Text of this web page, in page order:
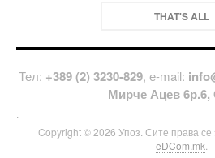
THAT'S ALL
Тел: +389 (2) 3230-829, е-mail:
Мирче Ацев 6р.6,
Copyright © 2026 Упоз. Сите права
eDCom.mk